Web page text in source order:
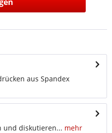
aus Spandex
und diskutieren... mehr